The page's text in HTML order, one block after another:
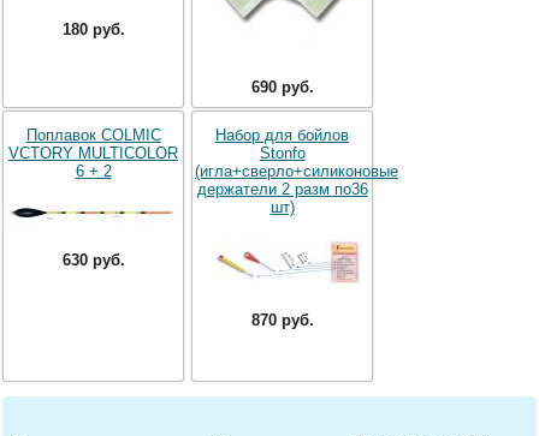
180 руб.
690 руб.
Поплавок COLMIC
VCTORY MULTICOLOR
6 + 2
630 руб.
Набор для бойлов
Stonfo
(игла+сверло+силиконовые
держатели 2 разм по36
шт)
870 руб.